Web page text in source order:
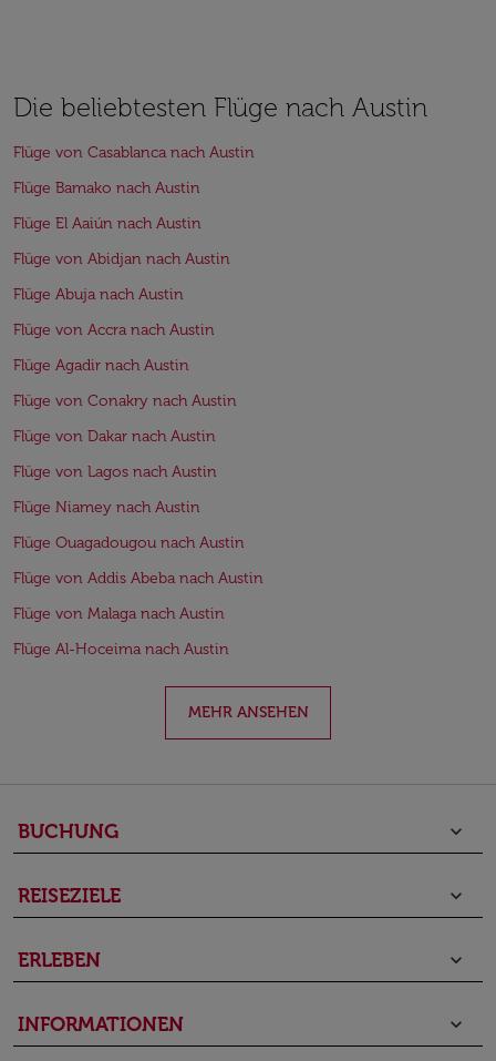
Die beliebtesten Flüge nach Austin
Flüge von Casablanca nach Austin
Flüge Bamako nach Austin
Flüge El Aaiún nach Austin
Flüge von Abidjan nach Austin
Flüge Abuja nach Austin
Flüge von Accra nach Austin
Flüge Agadir nach Austin
Flüge von Conakry nach Austin
Flüge von Dakar nach Austin
Flüge von Lagos nach Austin
Flüge Niamey nach Austin
Flüge Ouagadougou nach Austin
Flüge von Addis Abeba nach Austin
Flüge von Malaga nach Austin
Flüge Al-Hoceima nach Austin
MEHR ANSEHEN
BUCHUNG keyboard_arrow_down
REISEZIELE keyboard_arrow_down
ERLEBEN keyboard_arrow_down
INFORMATIONEN keyboard_arrow_down